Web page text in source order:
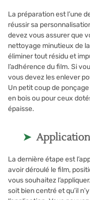
La préparation est l’une
réussir sa
devez vous assurer que
nettoyage minutieux de
éliminer tout résidu et
l’adhérence du film. Si
vous devez les enlever
Un petit coup de
en bois ou pour ceux
épaisse.
La dernière étape est
avoir déroulé le film,
vous souhaitez
soit bien centré et qu’il